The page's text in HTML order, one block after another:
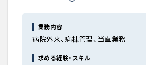
業務内容
病院外来、病棟管理、当直業務
求める経験・スキル